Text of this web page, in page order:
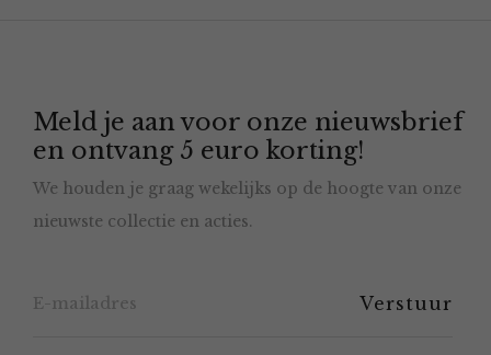
Meld je aan voor onze nieuwsbrief
en ontvang 5 euro korting!
We houden je graag wekelijks op de hoogte van onze
nieuwste collectie en acties.